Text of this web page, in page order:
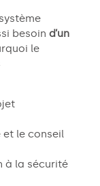
besoin d’un
le
le conseil
à la sécurité